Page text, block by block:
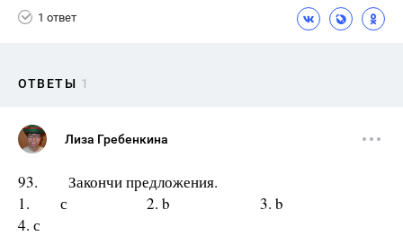
1 ответ
ОТВЕТЫ 1
Лиза Гребенкина
93. Закончи предложения.
1. с 2. b 3. b
4. с